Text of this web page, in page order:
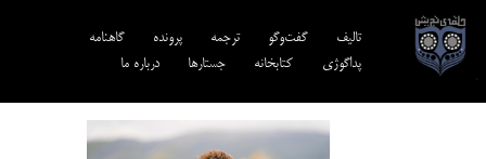
تالیف‎‌ گفت‌وگو ترجمه‌ پرونده
گاهنامه
پداگوژی
کتابخانه جستارها درباره ما